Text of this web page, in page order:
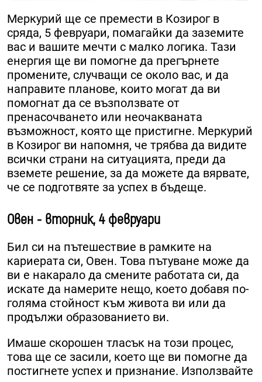
Меркурий ще се премести в Козирог в
сряда, 5 февруари, помагайки да заземите
вас и вашите мечти с малко логика. Тази
енергия ще ви помогне да прегърнете
промените, случващи се около вас, и да
направите планове, които могат да ви
помогнат да се възползвате от
пренасочването или неочакваната
възможност, която ще пристигне. Меркурий
в Козирог ви напомня, че трябва да видите
всички страни на ситуацията, преди да
вземете решение, за да можете да вярвате,
че се подготвяте за успех в бъдеще.
Овен - вторник, 4 февруари
Бил си на пътешествие в рамките на
кариерата си, Овен. Това пътуване може да
ви е накарало да смените работата си, да
искате да намерите нещо, което добавя по-
голяма стойност към живота ви или да
продължи образованието ви.
Имаше скорошен тласък на този процес,
това ще се засили, което ще ви помогне да
постигнете успех и признание. Използвайте